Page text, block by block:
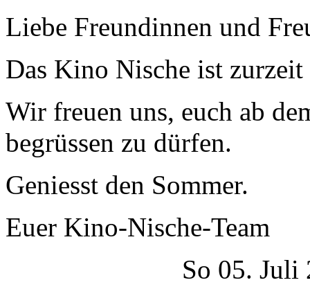
Liebe Freundinnen und
Das Kino Nische ist zurzeit
Wir freuen uns, euch ab
begrüssen zu dürfen.
Geniesst den Sommer.
Euer Kino-Nische-Team
So 05. Juli